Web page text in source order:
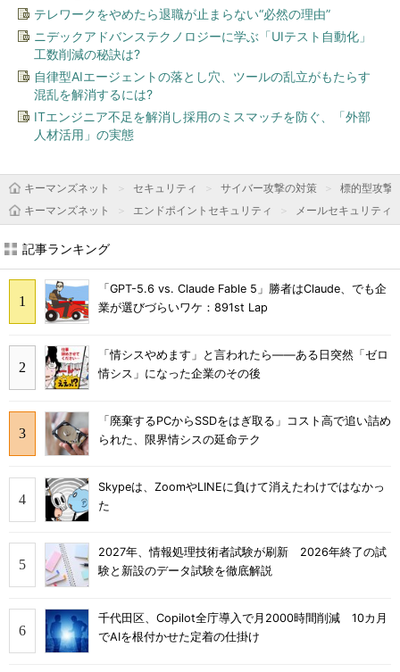
テレワークをやめたら退職が止まらない“必然の理由”
ニデックアドバンステクノロジーに学ぶ「UIテスト自動化」
工数削減の秘訣は?
自律型AIエージェントの落とし穴、ツールの乱立がもたらす
混乱を解消するには?
ITエンジニア不足を解消し採用のミスマッチを防ぐ、「外部
人材活用」の実態
キーマンズネット セキュリティ サイバー攻撃の対策
標的型攻撃
キーマンズネット
エンドポイントセキュリティ メールセキュリティ
記事ランキング
「GPT-5.6 vs. Claude Fable 5」勝者はClaude、でも企
業が選びづらいワケ：891st Lap
「情シスやめます」と言われたら――ある日突然「ゼロ
情シス」になった企業のその後
「廃棄するPCからSSDをはぎ取る」コスト高で追い詰め
られた、限界情シスの延命テク
Skypeは、ZoomやLINEに負けて消えたわけではなかっ
た
2027年、情報処理技術者試験が刷新 2026年終了の試
験と新設のデータ試験を徹底解説
千代田区、Copilot全庁導入で月2000時間削減 10カ月
でAIを根付かせた定着の仕掛け